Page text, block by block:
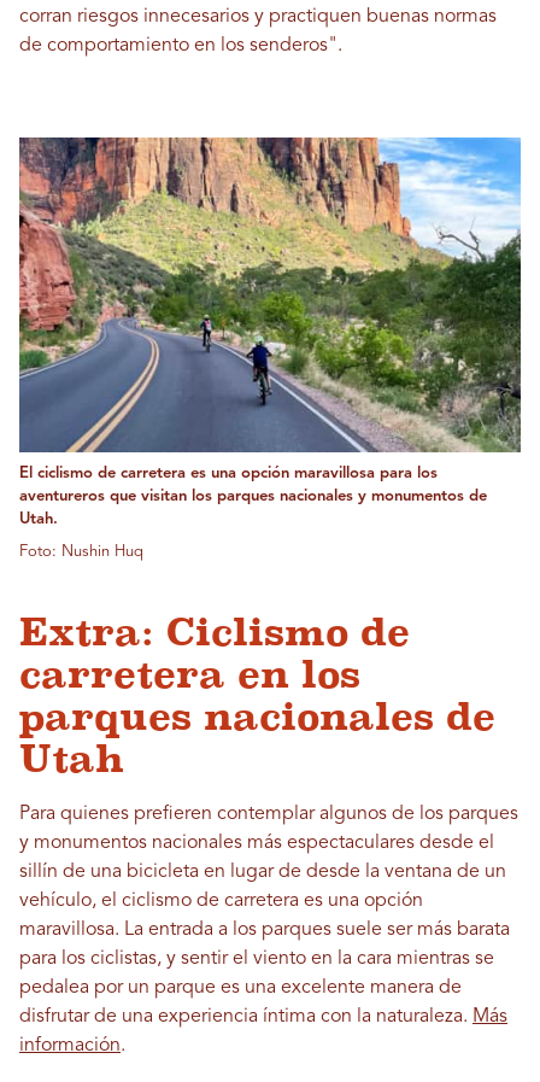
corran riesgos innecesarios y practiquen buenas normas
de comportamiento en los senderos".
El ciclismo de carretera es una opción maravillosa para los
aventureros que visitan los parques nacionales y monumentos de
Utah.
Foto: Nushin Huq
Extra: Ciclismo de
carretera en los
parques nacionales de
Utah
Para quienes prefieren contemplar algunos de los parques
y monumentos nacionales más espectaculares desde el
sillín de una bicicleta en lugar de desde la ventana de un
vehículo, el ciclismo de carretera es una opción
maravillosa. La entrada a los parques suele ser más barata
para los ciclistas, y sentir el viento en la cara mientras se
pedalea por un parque es una excelente manera de
disfrutar de una experiencia íntima con la naturaleza. Más
información.